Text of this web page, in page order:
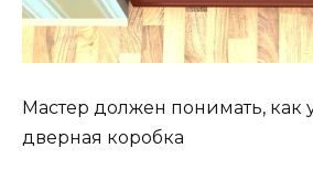
Мастер должен понимать, как
дверная коробка